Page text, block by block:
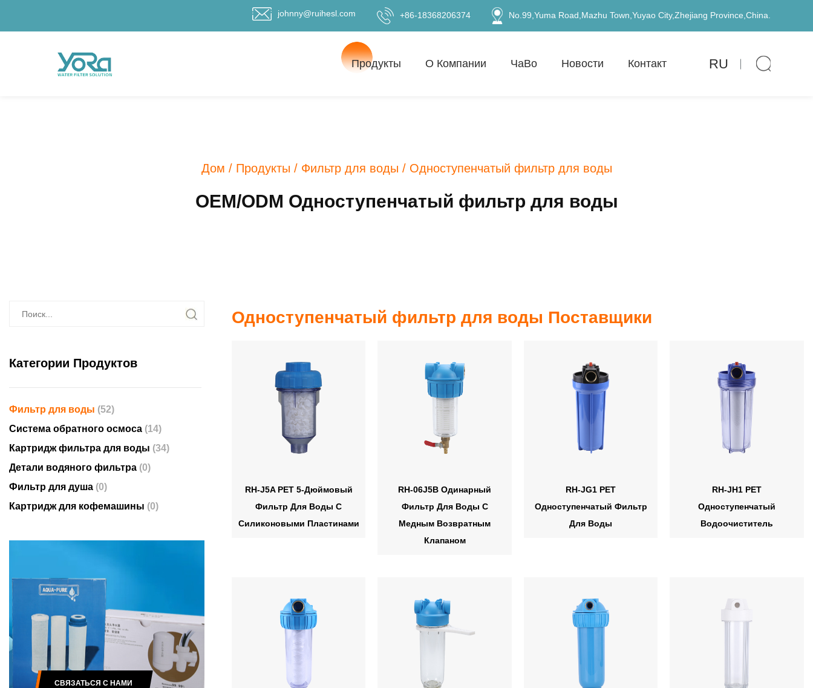
johnny@ruihesl.com +86-18368206374 No.99,Yuma Road,Mazhu Town,Yuyao City,Zhejiang Province,China.
Продукты О Компании ЧаВо Новости Контакт RU
Дом / Продукты / Фильтр для воды / Одноступенчатый фильтр для воды
OEM/ODM Одноступенчатый фильтр для воды
Категории Продуктов
Фильтр для воды (52)
Система обратного осмоса (14)
Картридж фильтра для воды (34)
Детали водяного фильтра (0)
Фильтр для душа (0)
Картридж для кофемашины (0)
СВЯЗАТЬСЯ С НАМИ
Одноступенчатый фильтр для воды Поставщики
RH-J5A PET 5-Дюймовый
Фильтр Для Воды С
Силиконовыми Пластинами
RH-06J5B Одинарный
Фильтр Для Воды С
Медным Возвратным
Клапаном
RH-JG1 PET
Одноступенчатый Фильтр
Для Воды
RH-JH1 PET
Одноступенчатый
Водоочиститель